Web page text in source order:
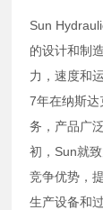
Sun
的设计和制
力，速度和
7年在纳斯
务，产品广
初，Sun就
竞争优势，
生产设备和